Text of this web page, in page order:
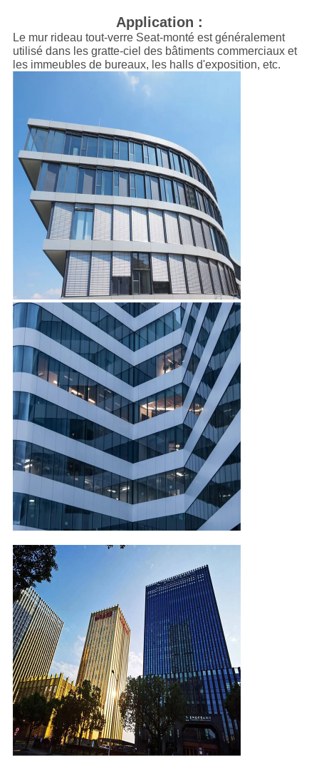
Application :
Le mur rideau tout-verre Seat-monté est généralement
utilisé dans les gratte-ciel des bâtiments commerciaux et
les immeubles de bureaux, les halls d'exposition, etc.